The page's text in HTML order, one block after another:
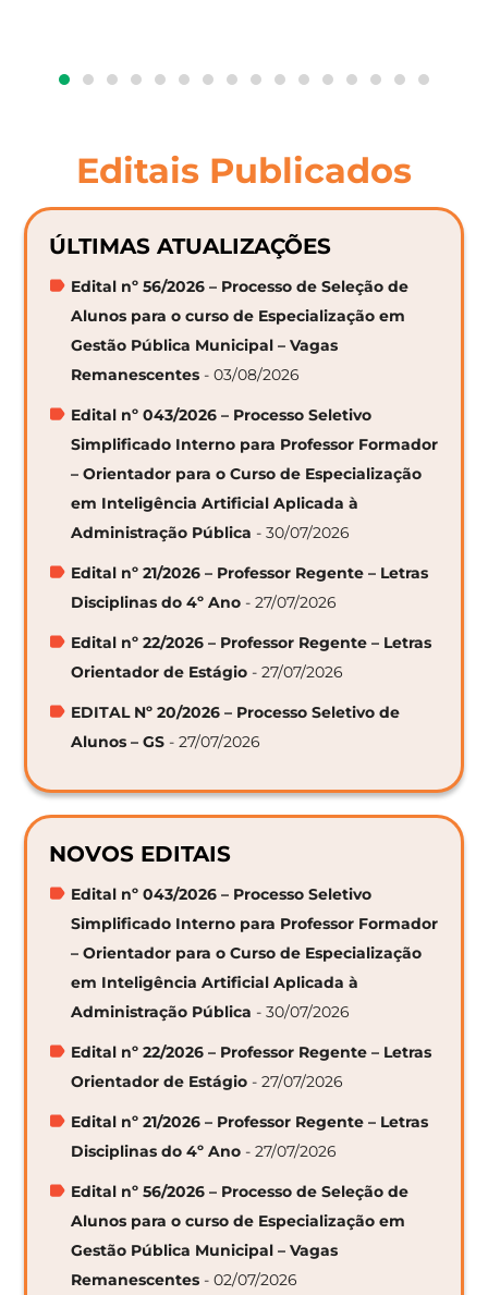
Editais Publicados
ÚLTIMAS ATUALIZAÇÕES
Edital nº 56/2026 – Processo de Seleção de
Alunos para o curso de Especialização em
Gestão Pública Municipal – Vagas
Remanescentes - 03/08/2026
Edital nº 043/2026 – Processo Seletivo
Simplificado Interno para Professor Formador
– Orientador para o Curso de Especialização
em Inteligência Artificial Aplicada à
Administração Pública - 30/07/2026
Edital nº 21/2026 – Professor Regente – Letras
Disciplinas do 4º Ano - 27/07/2026
Edital nº 22/2026 – Professor Regente – Letras
Orientador de Estágio - 27/07/2026
EDITAL Nº 20/2026 – Processo Seletivo de
Alunos – GS - 27/07/2026
NOVOS EDITAIS
Edital nº 043/2026 – Processo Seletivo
Simplificado Interno para Professor Formador
– Orientador para o Curso de Especialização
em Inteligência Artificial Aplicada à
Administração Pública - 30/07/2026
Edital nº 22/2026 – Professor Regente – Letras
Orientador de Estágio - 27/07/2026
Edital nº 21/2026 – Professor Regente – Letras
Disciplinas do 4º Ano - 27/07/2026
Edital nº 56/2026 – Processo de Seleção de
Alunos para o curso de Especialização em
Gestão Pública Municipal – Vagas
Remanescentes - 02/07/2026